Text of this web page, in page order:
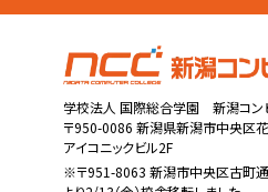
学校法人 国際総合学園 新潟コン
〒950-0086 新潟県新潟市中央区
アイコニックビル2F
※〒951-8063 新潟市中央区古町